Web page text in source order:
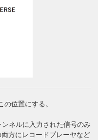
位置にする。
ネルに入力された信号のみ
方にレコードプレーヤなど